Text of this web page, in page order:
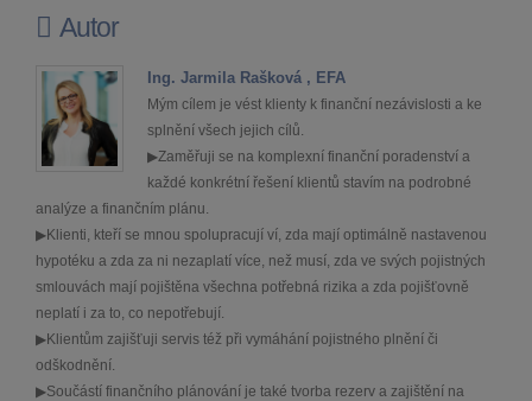
Autor
Ing. Jarmila Rašková , EFA
Mým cílem je vést klienty k finanční nezávislosti a ke
splnění všech jejich cílů.
▶Zaměřuji se na komplexní finanční poradenství a
každé konkrétní řešení klientů stavím na podrobné
analýze a finančním plánu.
▶Klienti, kteří se mnou spolupracují ví, zda mají optimálně nastavenou
hypotéku a zda za ni nezaplatí více, než musí, zda ve svých pojistných
smlouvách mají pojištěna všechna potřebná rizika a zda pojišťovně
neplatí i za to, co nepotřebují.
▶Klientům zajišťuji servis též při vymáhání pojistného plnění či
odškodnění.
▶Součástí finančního plánování je také tvorba rezerv a zajištění na